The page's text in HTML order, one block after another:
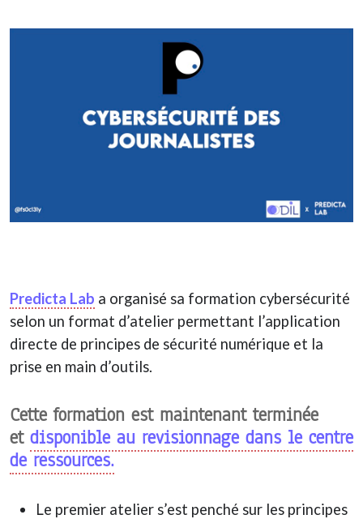
Predicta Lab a organisé sa formation cybersécurité
selon un format d’atelier permettant l’application
directe de principes de sécurité numérique et la
prise en main d’outils.
Cette formation est maintenant terminée
et disponible au revisionnage dans le centre
de ressources.
Le premier atelier s’est penché sur les principes